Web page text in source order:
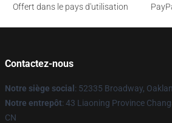
Offert dans le pays d'utilisation
Contactez-nous
Notre siège social : 52335 Broadway,
Notre entrepôt: 43 Liaoning Province
CN